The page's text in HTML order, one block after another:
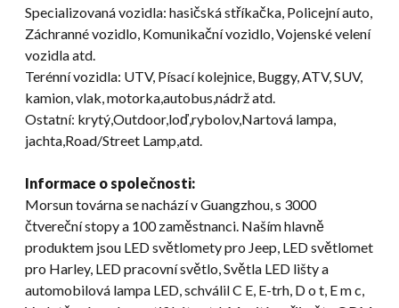
Specializovaná vozidla: hasičská stříkačka, Policejní auto,
Záchranné vozidlo, Komunikační vozidlo, Vojenské velení
vozidla atd.
Terénní vozidla: UTV, Písací kolejnice, Buggy, ATV, SUV,
kamion, vlak, motorka,autobus,nádrž atd.
Ostatní: krytý,Outdoor,loď,rybolov,Nartová lampa,
jachta,Road/Street Lamp,atd.
Informace o společnosti:
Morsun továrna se nachází v Guangzhou, s 3000
čtvereční stopy a 100 zaměstnanci. Naším hlavně
produktem jsou LED světlomety pro Jeep, LED světlomet
pro Harley, LED pracovní světlo, Světla LED lišty a
automobilová lampa LED, schválil C E, E-trh, D o t, E m c,